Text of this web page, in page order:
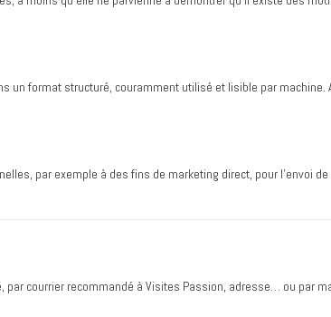
format structuré, couramment utilisé et lisible par machine.
par exemple à des fins de marketing direct, pour l’envoi
par courrier recommandé à Visites Passion, adresse… ou par